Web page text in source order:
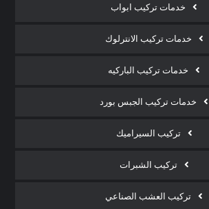
خدمات تركيب ابواب
خدمات تركيب الانترلوك
خدمات تركيب الباركيه
خدمات تركيب الجبس بورد
تركيب السيراميك
تركيب الشبرات
تركيب العشب الصناعي